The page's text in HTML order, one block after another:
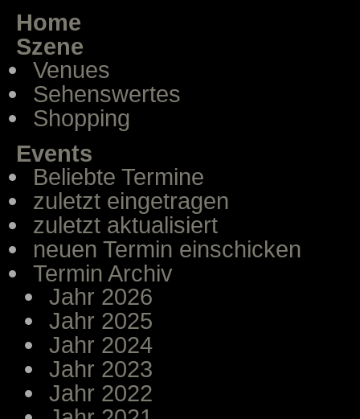
Home
Szene
Venues
Sehenswertes
Shopping
Events
Beliebte Termine
zuletzt eingetragen
zuletzt aktualisiert
neuen Termin einschicken
Termin Archiv
Jahr 2026
Jahr 2025
Jahr 2024
Jahr 2023
Jahr 2022